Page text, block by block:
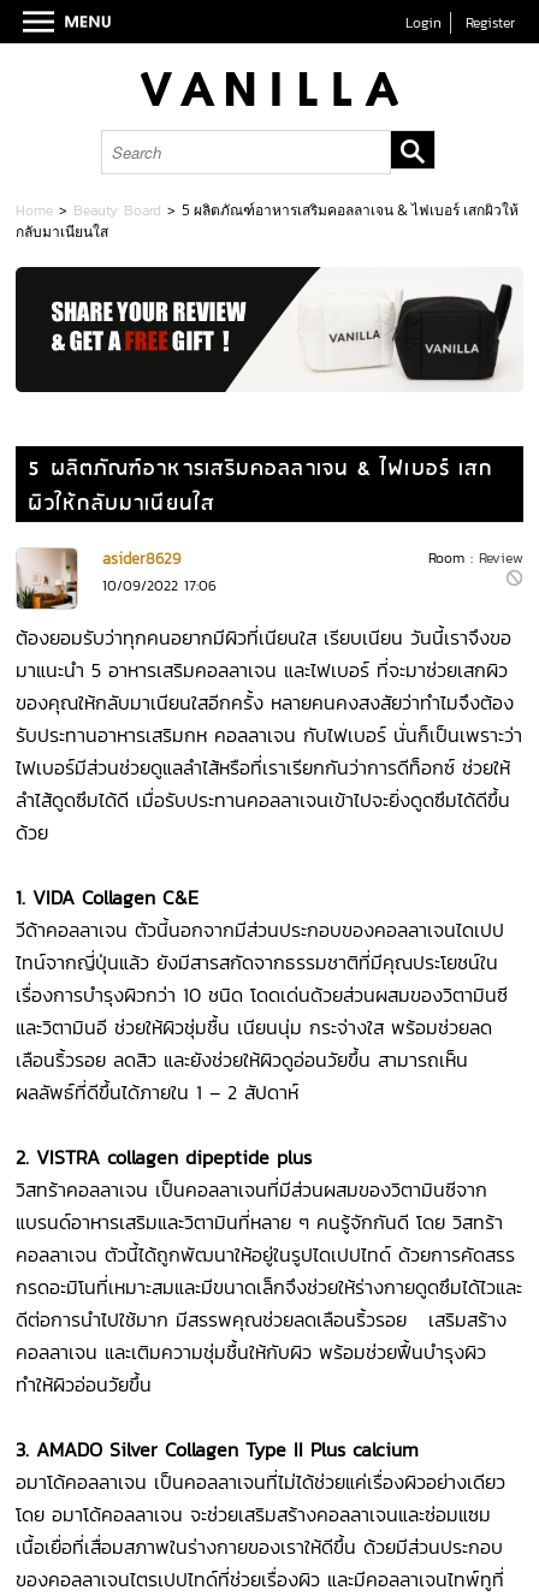
Login Register
Home > Beauty Board >5 ผลิตภัณฑ์อาหารเสริมคอลลาเจน & ไฟเบอร์ เสกผิวให้
กลับมาเนียนใส
5 ผลิตภัณฑ์อาหารเสริมคอลลาเจน & ไฟเบอร์ เสก
ผิวให้กลับมาเนียนใส
Room : Review
asider8629
10/09/2022 17:06
ต้องยอมรับว่าทุกคนอยากมีผิวที่เนียนใส เรียบเนียน วันนี้เราจึงขอ
มาแนะนำ 5 อาหารเสริมคอลลาเจน และไฟเบอร์ ที่จะมาช่วยเสกผิว
ของคุณให้กลับมาเนียนใสอีกครั้ง หลายคนคงสงสัยว่าทำไมจึงต้อง
รับประทานอาหารเสริมกห คอลลาเจน กับไฟเบอร์ นั่นก็เป็นเพราะว่า
ไฟเบอร์มีส่วนช่วยดูแลลำไส้หรือที่เราเรียกกันว่าการดีท็อกซ์ ช่วยให้
ลำไส้ดูดซึมได้ดี เมื่อรับประทานคอลลาเจนเข้าไปจะยิ่งดูดซึมได้ดีขึ้น
ด้วย
1. VIDA Collagen C&E
วีด้าคอลลาเจน ตัวนี้นอกจากมีส่วนประกอบของคอลลาเจนไดเปป
ไทน์จากญี่ปุ่นแล้ว ยังมีสารสกัดจากธรรมชาติที่มีคุณประโยชน์ใน
เรื่องการบำรุงผิวกว่า 10 ชนิด โดดเด่นด้วยส่วนผสมของวิตามินซี
และวิตามินอี ช่วยให้ผิวชุ่มชื้น เนียนนุ่ม กระจ่างใส พร้อมช่วยลด
เลือนริ้วรอย ลดสิว และยังช่วยให้ผิวดูอ่อนวัยขึ้น สามารถเห็น
ผลลัพธ์ที่ดีขึ้นได้ภายใน 1 – 2 สัปดาห์
2. VISTRA collagen dipeptide plus
วิสทร้าคอลลาเจน เป็นคอลลาเจนที่มีส่วนผสมของวิตามินซีจาก
แบรนด์อาหารเสริมและวิตามินที่หลาย ๆ คนรู้จักกันดี โดย วิสทร้า
คอลลาเจน ตัวนี้ได้ถูกพัฒนาให้อยู่ในรูปไดเปปไทด์ ด้วยการคัดสรร
กรดอะมิโนที่เหมาะสมและมีขนาดเล็กจึงช่วยให้ร่างกายดูดซึมได้ไวและ
ดีต่อการนำไปใช้มาก มีสรรพคุณช่วยลดเลือนริ้วรอย เสริมสร้าง
คอลลาเจน และเติมความชุ่มชื้นให้กับผิว พร้อมช่วยฟื้นบำรุงผิว
ทำให้ผิวอ่อนวัยขึ้น
3. AMADO Silver Collagen Type II Plus calcium
อมาโด้คอลลาเจน เป็นคอลลาเจนที่ไม่ได้ช่วยแค่เรื่องผิวอย่างเดียว
โดย อมาโด้คอลลาเจน จะช่วยเสริมสร้างคอลลาเจนและซ่อมแซม
เนื้อเยื่อที่เสื่อมสภาพในร่างกายของเราให้ดีขึ้น ด้วยมีส่วนประกอบ
ของคอลลาเจนไตรเปปไทด์ที่ช่วยเรื่องผิว และมีคอลลาเจนไทพ์ทูที่